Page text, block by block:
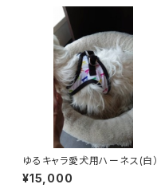
ゆるキャラ愛犬用ハーネス(白）
¥15,000